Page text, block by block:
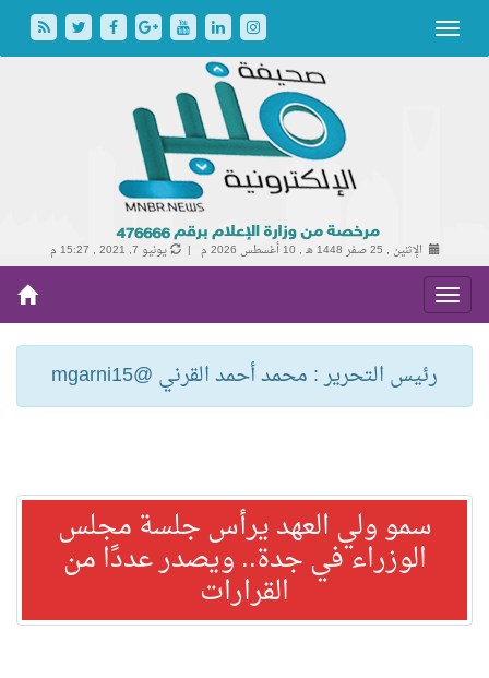
الإثنين , 25 صفر 1448 هـ , 10 أغسطس 2026 م | يونيو 7, 2021 , 15:27 م
رئيس التحرير : محمد أحمد القرني @mgarni15
سمو ولي العهد يرأس جلسة مجلس
الوزراء في جدة.. ويصدر عددًا من
القرارات